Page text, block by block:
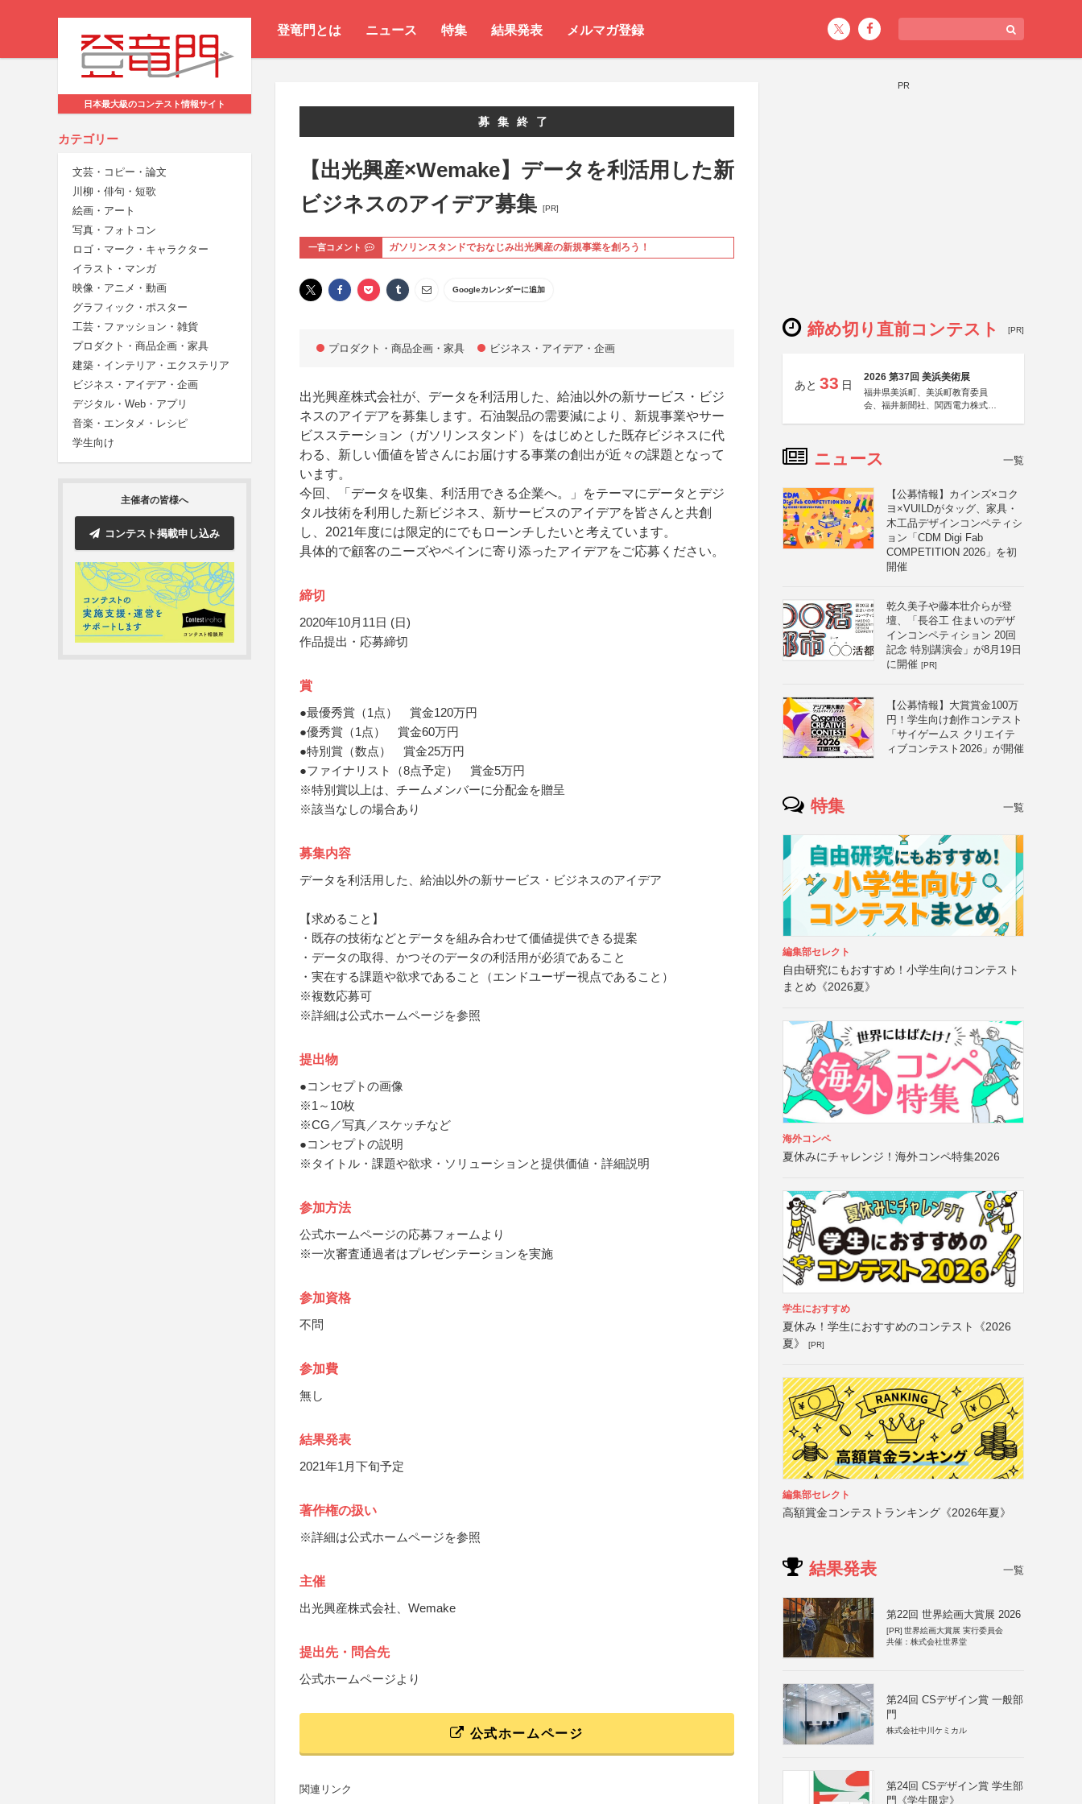
登竜門とは ニュース 特集 結果発表 メルマガ登録
日本最大級のコンテスト情報サイト
カテゴリー
文芸・コピー・論文
川柳・俳句・短歌
絵画・アート
写真・フォトコン
ロゴ・マーク・キャラクター
イラスト・マンガ
映像・アニメ・動画
グラフィック・ポスター
工芸・ファッション・雑貨
プロダクト・商品企画・家具
建築・インテリア・エクステリア
ビジネス・アイデア・企画
デジタル・Web・アプリ
音楽・エンタメ・レシピ
学生向け
主催者の皆様へ
コンテスト掲載申し込み
募集終了
【出光興産×Wemake】データを利活用した新
ビジネスのアイデア募集
[PR]
一言コメント ガソリンスタンドでおなじみ出光興産の新規事業を創ろう！
Googleカレンダーに追加
プロダクト・商品企画・家具 ビジネス・アイデア・企画
出光興産株式会社が、データを利活用した、給油以外の新サービス・ビジ
ネスのアイデアを募集します。石油製品の需要減により、新規事業やサー
ビスステーション（ガソリンスタンド）をはじめとした既存ビジネスに代
わる、新しい価値を皆さんにお届けする事業の創出が近々の課題となって
います。
今回、「データを収集、利活用できる企業へ。」をテーマにデータとデジ
タル技術を利用した新ビジネス、新サービスのアイデアを皆さんと共創
し、2021年度には限定的にでもローンチしたいと考えています。
具体的で顧客のニーズやペインに寄り添ったアイデアをご応募ください。
締切
2020年10月11日 (日)
作品提出・応募締切
賞
●最優秀賞（1点） 賞金120万円
●優秀賞（1点） 賞金60万円
●特別賞（数点） 賞金25万円
●ファイナリスト（8点予定） 賞金5万円
※特別賞以上は、チームメンバーに分配金を贈呈
※該当なしの場合あり
募集内容
データを利活用した、給油以外の新サービス・ビジネスのアイデア
【求めること】
・既存の技術などとデータを組み合わせて価値提供できる提案
・データの取得、かつそのデータの利活用が必須であること
・実在する課題や欲求であること（エンドユーザー視点であること）
※複数応募可
※詳細は公式ホームページを参照
提出物
●コンセプトの画像
※1～10枚
※CG／写真／スケッチなど
●コンセプトの説明
※タイトル・課題や欲求・ソリューションと提供価値・詳細説明
参加方法
公式ホームページの応募フォームより
※一次審査通過者はプレゼンテーションを実施
参加資格
不問
参加費
無し
結果発表
2021年1月下旬予定
著作権の扱い
※詳細は公式ホームページを参照
主催
出光興産株式会社、Wemake
提出先・問合先
公式ホームページより
公式ホームページ
関連リンク
PR
締め切り直前コンテスト [PR]
あと 33 日
2026 第37回 美浜美術展
福井県美浜町、美浜町教育委員
会、福井新聞社、関西電力株式会
ニュース 一覧
【公募情報】カインズ×コク
ヨ×VUILDがタッグ、家具・
木工品デザインコンペティシ
ョン「CDM Digi Fab
COMPETITION 2026」を初
開催
乾久美子や藤本壮介らが登
壇、「長谷工 住まいのデザ
インコンペティション 20回
記念 特別講演会」が8月19日
に開催 [PR]
【公募情報】大賞賞金100万
円！学生向け創作コンテスト
「サイゲームス クリエイテ
ィブコンテスト2026」が開催
特集 一覧
編集部セレクト
自由研究にもおすすめ！小学生向けコンテスト
まとめ《2026夏》
海外コンペ
夏休みにチャレンジ！海外コンペ特集2026
学生におすすめ
夏休み！学生におすすめのコンテスト《2026
夏》
[PR]
編集部セレクト
高額賞金コンテストランキング《2026年夏》
結果発表 一覧
第22回 世界絵画大賞展 2026
[PR] 世界絵画大賞展 実行委員会
共催：株式会社世界堂
第24回 CSデザイン賞 一般部
門
株式会社中川ケミカル
第24回 CSデザイン賞 学生部
門《学生限定》